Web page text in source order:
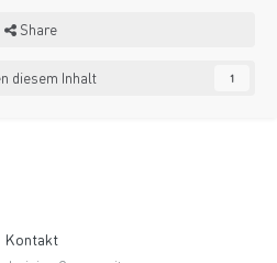
Share
diesem Inhalt 1
Kontakt